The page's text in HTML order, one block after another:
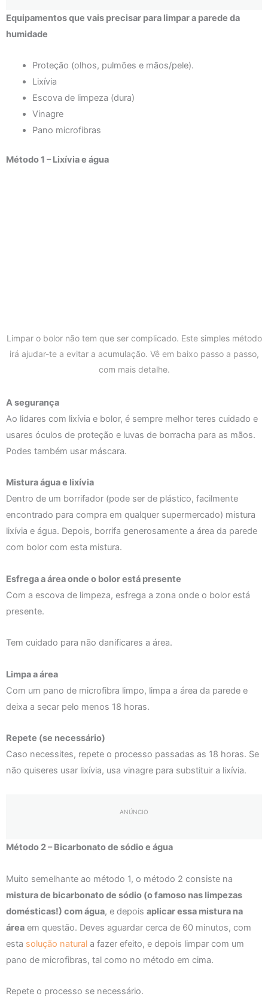
Equipamentos que vais precisar para limpar a parede da
humidade
Proteção (olhos, pulmões e mãos/pele).
Lixívia
Escova de limpeza (dura)
Vinagre
Pano microfibras
Método 1 – Lixívia e água
Limpar o bolor não tem que ser complicado. Este simples método
irá ajudar-te a evitar a acumulação. Vê em baixo passo a passo,
com mais detalhe.
A segurança
Ao lidares com lixívia e bolor, é sempre melhor teres cuidado e
usares óculos de proteção e luvas de borracha para as mãos.
Podes também usar máscara.
Mistura água e lixívia
Dentro de um borrifador (pode ser de plástico, facilmente
encontrado para compra em qualquer supermercado) mistura
lixívia e água. Depois, borrifa generosamente a área da parede
com bolor com esta mistura.
Esfrega a área onde o bolor está presente
Com a escova de limpeza, esfrega a zona onde o bolor está
presente.
Tem cuidado para não danificares a área.
Limpa a área
Com um pano de microfibra limpo, limpa a área da parede e
deixa a secar pelo menos 18 horas.
Repete (se necessário)
Caso necessites, repete o processo passadas as 18 horas. Se
não quiseres usar lixívia, usa vinagre para substituir a lixívia.
ANÚNCIO
Método 2 – Bicarbonato de sódio e água
Muito semelhante ao método 1, o método 2 consiste na
mistura de bicarbonato de sódio (o famoso nas limpezas
domésticas!) com água, e depois aplicar essa mistura na
área em questão. Deves aguardar cerca de 60 minutos, com
esta solução natural a fazer efeito, e depois limpar com um
pano de microfibras, tal como no método em cima.
Repete o processo se necessário.